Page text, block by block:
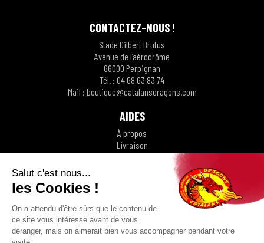
CONTACTEZ-NOUS !
Stade Gilbert Brutus
Avenue de l’aérodrôme
66000 Perpignan
Tél. : 04 68 63 83 74
Mail : boutique@catalansdragons.com
AIDES
À propos
Livraison
Modalités de paiement
NOUS SUIVRE
Salut c'est nous...
les Cookies !
On a attendu d'être sûrs que le contenu de
ce site vous intéresse avant de vous
déranger, mais on aimerait bien vous accompagner pendant votre